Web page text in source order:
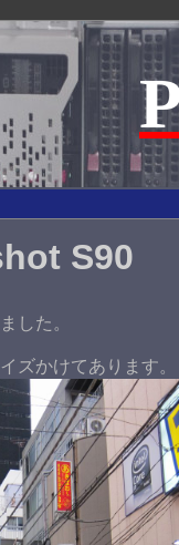
S90
した。
ズかけてあります。